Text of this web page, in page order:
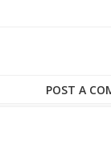
POST A